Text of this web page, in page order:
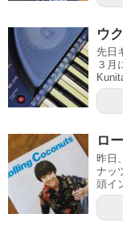
ウ
先日
３月
ロ
昨日
ナッ
頭イ